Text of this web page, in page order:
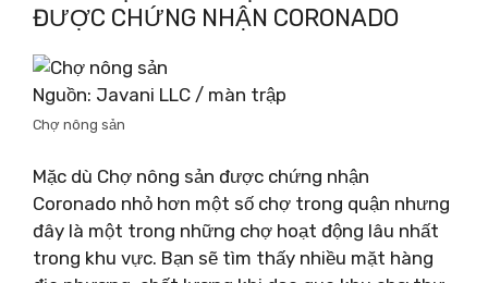
ĐƯỢC CHỨNG NHẬN CORONADO
Nguồn: Javani LLC / màn trập
Chợ nông sản
Mặc dù Chợ nông sản được chứng nhận
Coronado nhỏ hơn một số chợ trong quận nhưng
đây là một trong những chợ hoạt động lâu nhất
trong khu vực. Bạn sẽ tìm thấy nhiều mặt hàng